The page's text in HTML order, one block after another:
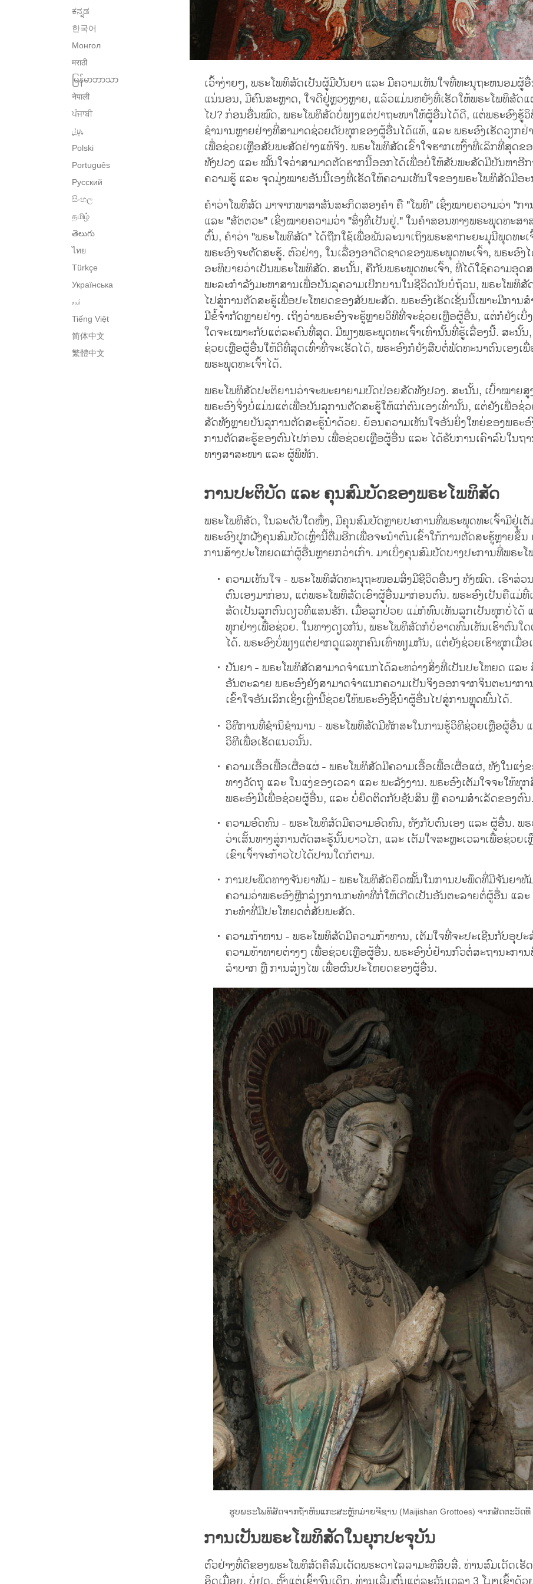
ಕನ್ನಡ
한국어
Монгол
मराठी
မြန်မာဘာသာ
नेपाली
ਪੰਜਾਬੀ
پنجابی
Polski
Português
Русский
සිංහල
தமிழ்
తెలుగు
ไทย
Türkçe
Українська
اُردو
Tiếng Việt
简体中文
繁體中文
ເວົ້າງ່າຍໆ, ພຣະໂພທິສັດເປັນຜູ້ມີປັນຍາ ແລະ ມີຄວາມເຫັນໃຈທີ່ທະນຸຖະຫນອມຜູ້
ແນ່ນອນ, ມີຄົນສະຫຼາດ, ໃຈດີຢູ່ຫຼວງຫຼາຍ, ແລ້ວແມ່ນຫຍັງທີ່ເຮັດໃຫ້ພຣະໂພທິສັດ
ໄປ? ກ່ອນອື່ນໝົດ, ພຣະໂພທິສັດບໍ່ພຽງແຕ່ປາຖະໜາໃຫ້ຜູ້ອື່ນໄດ້ດີ, ແຕ່ພຣະອົງຮູ້
ຊໍານານຫຼາຍຢ່າງທີ່ສາມາດຊ່ວຍດັບທຸກຂອງຜູ້ອື່ນໄດ້ແທ້, ແລະ ພຣະອົງເຮັດວຽກຢ່
ເພື່ອຊ່ວຍເຫຼືອສັບພະສັດຢ່າງແທ້ຈິງ. ພຣະໂພທິສັດເຂົ້າໃຈຮາກເຫງົ້າທີ່ເລິກທີ່ສຸດຂ
ທັງປວງ ແລະ ໝັ້ນໃຈວ່າສາມາດຕັດຮາກນີ້ອອກໄດ້ເພື່ອບໍ່ໃຫ້ສັບພະສັດມີບັນຫາອີ
ຄວາມຮູ້ ແລະ ຈຸດມຸ່ງໝາຍອັນນີ້ເອງທີ່ເຮັດໃຫ້ຄວາມເຫັນໃຈຂອງພຣະໂພທິສັດມີອ
ຄໍາວ່າໂພທິສັດ ມາຈາກພາສາສັນສະກິດສອງຄຳ ຄື "ໂພທິ" ເຊິ່ງໝາຍຄວາມວ່າ "ກ
ແລະ "ສັຕຕວະ" ເຊິ່ງໝາຍຄວາມວ່າ "ສິ່ງທີ່ເປັນຢູ່." ໃນຄໍາສອນທາງພຣະພຸດທະສ
ຕົ້ນ, ຄໍາວ່າ "ພຣະໂພທິສັດ" ໄດ້ຖືກໃຊ້ເພື່ອພັນລະນາເຖິງພຣະສາກະຍະມຸນີພຸດທະ
ພຣະອົງຈະຕັດສະຮູ້. ຕົວຢ່າງ, ໃນເລື່ອງອາດີດຊາດຂອງພຣະພຸດທະເຈົ້າ, ພຣະອົງ
ອະທິບາຍວ່າເປັນພຣະໂພທິສັດ. ສະນັ້ນ, ຄືກັບພຣະພຸດທະເຈົ້າ, ທີ່ໄດ້ໃຊ້ຄວາມອຸດ
ພະລະກຳລັງມະຫາສານເພື່ອບັນລຸຄວາມເບີກບານໃນຊີວິດນັບບໍ່ຖ້ວນ, ພຣະໂພທິສັ
ໄປສູ່ການຕັດສະຮູ້ເພື່ອປະໂຫຍດຂອງສັບພະສັດ. ພຣະອົງເຮັດເຊັ່ນນີ້ເພາະມີການ
ມີຂໍ້ຈຳກັດຫຼາຍຢ່າງ. ເຖິງວ່າພຣະອົງຈະຮູ້ຫຼາຍວິທີທີ່ຈະຊ່ວຍເຫຼືອຜູ້ອື່ນ, ແຕ່ກໍຍັງເ
ໃດຈະເໝາະກັບແຕ່ລະຄົນທີ່ສຸດ. ມີພຽງພຣະພຸດທະເຈົ້າເທົ່ານັ້ນທີ່ຮູ້ເລື່ອງນີ້. ສະນັ້
ຊ່ວຍເຫຼືອຜູ້ອື່ນໃຫ້ດີທີ່ສຸດເທົ່າທີ່ຈະເຮັດໄດ້, ພຣະອົງກໍຍັງສືບຕໍ່ພັດທະນາຕົນເອງເ
ພຣະພຸດທະເຈົ້າໄດ້.
ພຣະໂພທິສັດປະຕິຍານວ່າຈະພະຍາຍາມປົດປ່ອຍສັດທັງປວງ. ສະນັ້ນ, ເປົ້າໝາຍ
ພຣະອົງຈິ່ງບໍ່ແມ່ນແຕ່ເພື່ອບັນລຸການຕັດສະຮູ້ໃຫ້ແກ່ຕົນເອງເທົ່ານັ້ນ, ແຕ່ຍັງເພື່ອຊ່
ສັດທັງຫຼາຍບັນລຸການຕັດສະຮູ້ນຳດ້ວຍ. ຍ້ອນຄວາມເຫັນໃຈອັນຍິ່ງໃຫຍ່ຂອງພຣະອົ
ການຕັດສະຮູ້ຂອງຕົນໄປກ່ອນ ເພື່ອຊ່ວຍເຫຼືອຜູ້ອື່ນ ແລະ ໄດ້ຮັບການເຄົາລົບໃນຖ
ທາງສາສະໜາ ແລະ ຜູ້ພິທັກ.
ການປະຕິບັດ ແລະ ຄຸນສົມບັດຂອງພຣະໂພທິສັດ
ພຣະໂພທິສັດ, ໃນລະດັບໃດໜຶ່ງ, ມີຄຸນສົມບັດຫຼາຍປະການທີ່ພຣະພຸດທະເຈົ້າມີຢູ່ເຕັ
ພຣະອົງປູກຝັງຄຸນສົມບັດເຫຼົ່ານີ້ຕື່ມອີກເພື່ອຈະນໍາຕົນເຂົ້າໃກ້ການຕັດສະຮູ້ຫຼາຍຂຶ້ນ
ການສ້າງປະໂຫຍດແກ່ຜູ້ອື່ນຫຼາຍກວ່າເກົ່າ. ມາເບິ່ງຄຸນສົມບັດບາງປະການທີ່ພຣະ
ຄວາມເຫັນໃຈ - ພຣະໂພທິສັດທະນຸຖະໜອມສິ່ງມີຊີວິດອື່ນໆ ທັງໝົດ. ເຮົາສ່ວ
ຕົນເອງມາກ່ອນ, ແຕ່ພຣະໂພທິສັດເອົາຜູ້ອື່ນມາກ່ອນຕົນ. ພຣະອົງເປັນຄືແມ່
ສັດເປັນລູກຕົນດຽວທີ່ແສນຮັກ. ເມື່ອລູກປ່ວຍ ແມ່ກໍທົນເຫັນລູກເປັນທຸກບໍ່ໄດ້
ທຸກຢ່າງເພື່ອຊ່ວຍ. ໃນທາງດຽວກັນ, ພຣະໂພທິສັດກໍບໍ່ອາດທົນເຫັນເຮົາຕົນໃ
ໄດ້. ພຣະອົງບໍ່ພຽງແຕ່ຢາກດູແລທຸກຄົນເທົ່າທຽມກັນ, ແຕ່ຍັງຊ່ວຍເຮົາທຸກເມື່ອ
ປັນຍາ - ພຣະໂພທິສັດສາມາດຈໍາແນກໄດ້ລະຫວ່າງສິ່ງທີ່ເປັນປະໂຫຍດ ແລະ
ອັນຕະລາຍ ພຣະອົງຍັງສາມາດຈໍາແນກຄວາມເປັນຈິງອອກຈາກຈິນຕະນາກ
ເຂົ້າໃຈອັນເລິກເຊິ່ງເຫຼົ່ານີ້ຊ່ວຍໃຫ້ພຣະອົງຊີ້ນຳຜູ້ອື່ນໄປສູ່ການຫຼຸດພົ້ນໄດ້.
ວິທີການທີ່ຊໍານິຊໍານານ - ພຣະໂພທິສັດມີທັກສະໃນການຮູ້ວິທີຊ່ວຍເຫຼືອຜູ້ອື່ນ
ວິທີເພື່ອເຮັດແນວນັ້ນ.
ຄວາມເອື້ອເຟື້ອເຜື່ອແຜ່ - ພຣະໂພທິສັດມີຄວາມເອື້ອເຟື້ອເຜື່ອແຜ່, ທັງໃນແງ່
ທາງວັດຖຸ ແລະ ໃນແງ່ຂອງເວລາ ແລະ ພະລັງງານ. ພຣະອົງເຕັມໃຈຈະໃຫ້ທຸ
ພຣະອົງມີເພື່ອຊ່ວຍຜູ້ອື່ນ, ແລະ ບໍ່ຍຶດຕິດກັບຊັບສິນ ຫຼື ຄວາມສໍາເລັດຂອງຕົນ.
ຄວາມອົດທົນ - ພຣະໂພທິສັດມີຄວາມອົດທົນ, ທັງກັບຕົນເອງ ແລະ ຜູ້ອື່ນ. ພຣ
ວ່າເສັ້ນທາງສູ່ການຕັດສະຮູ້ນັ້ນຍາວໄກ, ແລະ ເຕັມໃຈສະຫຼະເວລາເພື່ອຊ່ວຍ
ເຂົາເຈົ້າຈະກ້າວໄປໄດ້ປານໃດກໍຕາມ.
ການປະພຶດທາງຈັນຍາທັມ - ພຣະໂພທິສັດຍຶດໝັ້ນໃນການປະພຶດທີ່ມີຈັນຍາທັ
ຄວາມວ່າພຣະອົງຫຼີກລ່ຽງການກະທຳທີ່ກໍ່ໃຫ້ເກີດເປັນອັນຕະລາຍຕໍ່ຜູ້ອື່ນ ແລ
ກະທຳທີ່ມີປະໂຫຍດຕໍ່ສັບພະສັດ.
ຄວາມກ້າຫານ - ພຣະໂພທິສັດມີຄວາມກ້າຫານ, ເຕັມໃຈທີ່ຈະປະເຊີນກັບອຸປ
ຄວາມທ້າທາຍຕ່າງໆ ເພື່ອຊ່ວຍເຫຼືອຜູ້ອື່ນ. ພຣະອົງບໍ່ຢ້ານກົວຕໍ່ສະຖານະກາ
ລຳບາກ ຫຼື ການສ່ຽງໄພ ເພື່ອຜົນປະໂຫຍດຂອງຜູ້ອື່ນ.
ຮູບພຣະໂພທິສັດຈາກຖ້ຳຫິນແກະສະຫຼັກມ່າຍຈີຊານ (Maijishan Grottoes) ຈາກສັດຕະວັດທີ
ການເປັນພຣະໂພທິສັດໃນຍຸກປະຈຸບັນ
ຕົວຢ່າງທີ່ດີຂອງພຣະໂພທິສັດຄືສົມເດັດພຣະດາໄລລາມະທີສິບສີ່. ທ່ານສົມເດັດເຮັ